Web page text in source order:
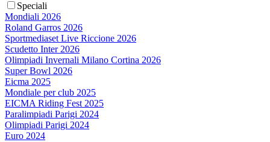
Speciali
Mondiali 2026
Roland Garros 2026
Sportmediaset Live Riccione 2026
Scudetto Inter 2026
Olimpiadi Invernali Milano Cortina 2026
Super Bowl 2026
Eicma 2025
Mondiale per club 2025
EICMA Riding Fest 2025
Paralimpiadi Parigi 2024
Olimpiadi Parigi 2024
Euro 2024